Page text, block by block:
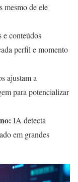
mesmo de ele
e conteúdos
perfil e momento
ajustam a
para potencializar
IA detecta
em grandes